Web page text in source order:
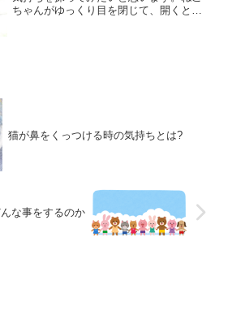
ちゃんがゆっくり目を閉じて、開くとい
猫が鼻をくっつける時の気持ちとは?
な事をするのか